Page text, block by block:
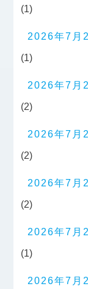
(1)
2026年7月
(1)
2026年7月
(2)
2026年7月
(2)
2026年7月
(2)
2026年7月
(1)
2026年7月